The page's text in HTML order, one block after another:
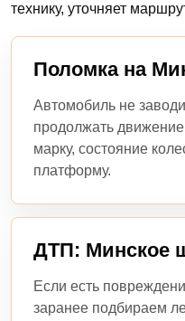
технику, уточняет
Поломка на
Автомобиль не
продолжать
марку, состояние
платформу.
ДТП: Минское
Если есть
заранее подбираем